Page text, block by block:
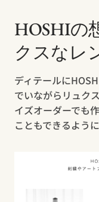
HOSHIの
クスなレ
ディテールに
でいながらリュク
イズオーダーでも
こともできるよう